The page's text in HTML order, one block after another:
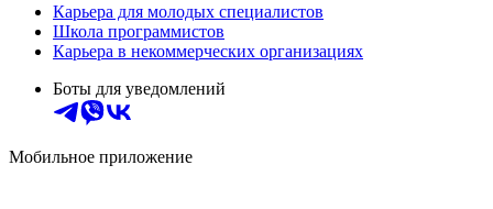
Карьера для молодых специалистов
Школа программистов
Карьера в некоммерческих организациях
Боты для уведомлений
Мобильное приложение